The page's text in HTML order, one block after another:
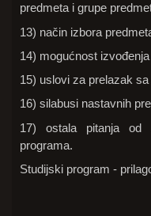
predmeta i grupe
13) način izbora
14) mogućnost
15) uslovi za prelazak
16) silabusi nastavnih
17) ostala pitanja od
programa.
Studijski program -